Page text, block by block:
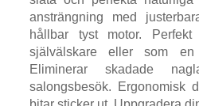
ansträngning med
hållbar tyst motor.
självälskare eller som en
Eliminerar skadade
salongsbesök. Ergonomisk